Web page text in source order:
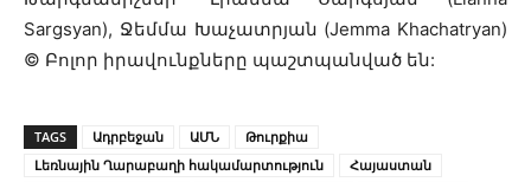
Sargsyan), Ջեմմա Խաչատրյան (Jemma Khachatryan)
© Բոլոր իրավունքները պաշտպանված են:
TAGS Ադրբեջան ԱՄՆ
Թուրքիա
Լեռնային Ղարաբաղի հակամարտություն
Հայաստան